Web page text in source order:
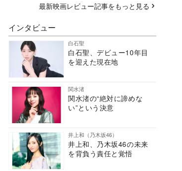
最新映画レビュー記事をもっと見る
インタビュー
白石聖
白石聖、デビュー10年目
を迎えた現在地
関水渚
関水渚の“絶対に諦めな
い”という決意
井上和（乃木坂46）
井上和、乃木坂46の未来
を背負う責任と覚悟